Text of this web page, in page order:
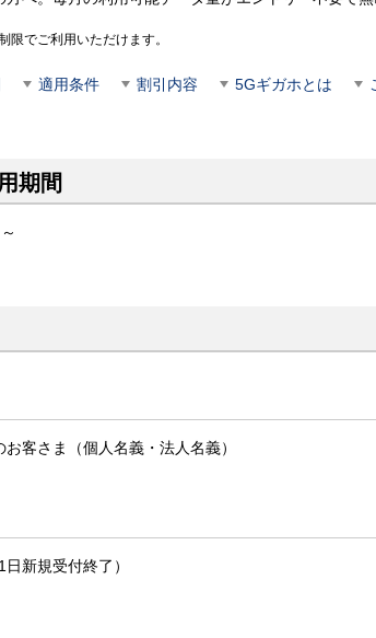
限でご利用いただけます。
適用条件 割引内容 5Gギガホとは
期間
お客さま（個人名義・法人名義）
新規受付終了）